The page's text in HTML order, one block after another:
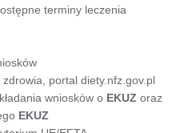
terminy leczenia
portal diety.nfz.gov.pl
wniosków o EKUZ oraz
EKUZ